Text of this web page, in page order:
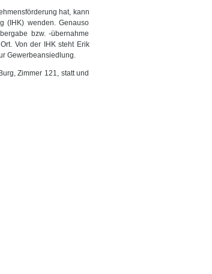
hat, kann
(IHK) wenden. Genauso
bzw. -übernahme
Von der IHK steht Erik
Gewerbeansiedlung.
Zimmer 121, statt und